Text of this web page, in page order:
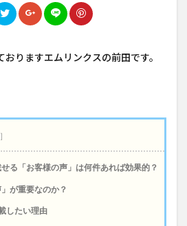
りますエムリンクスの前田です。
る「お客様の声」は何件あれば効果的？
が重要なのか？
したい理由